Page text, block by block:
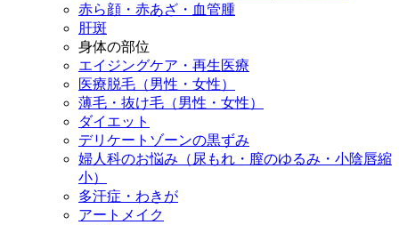
赤ら顔・赤あざ・血管腫
肝斑
身体の部位
エイジングケア・再生医療
医療脱毛（男性・女性）
薄毛・抜け毛（男性・女性）
ダイエット
デリケートゾーンの黒ずみ
婦人科のお悩み（尿もれ・膣のゆるみ・小陰唇縮
小）
多汗症・わきが
アートメイク